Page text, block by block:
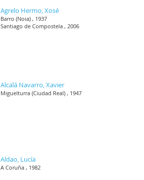
Agrelo Hermo, Xosé
Barro (Noia) , 1937
Santiago de Compostela , 2006
Alcalá Navarro, Xavier
Miguelturra (Ciudad Real) , 1947
Aldao, Lucía
A Coruña , 1982